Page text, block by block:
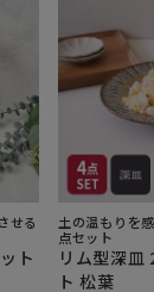
せる
ト
土の温もりを
点セット
リム型深皿
ト 松葉